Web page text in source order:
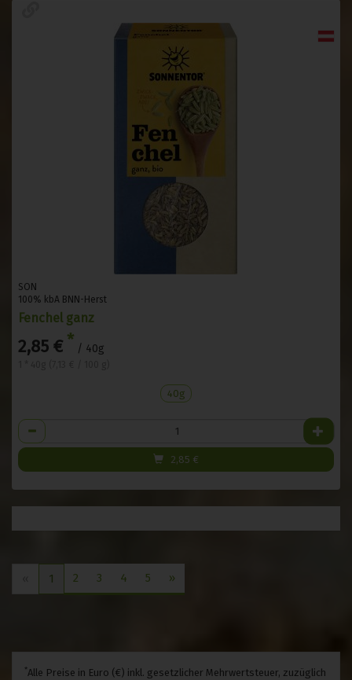
SON
100% kbA BNN-Herst
Fenchel ganz
2,85 € * / 40g
40g
Anzahl
2,85 €
1 2 3 4 5 »
*Alle Preise in Euro (€) inkl. gesetzlicher Mehrwertsteuer, zuzüglich